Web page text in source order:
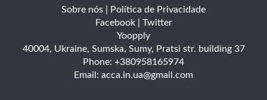
Sobre nós
Política de Privacidade
Facebook| Twitter
Yoopply
40004, Ukraine, Sumska, Sumy, Pratsi str. building 37
Phone: +380958165974
Email: acca.in.ua@gmail.com